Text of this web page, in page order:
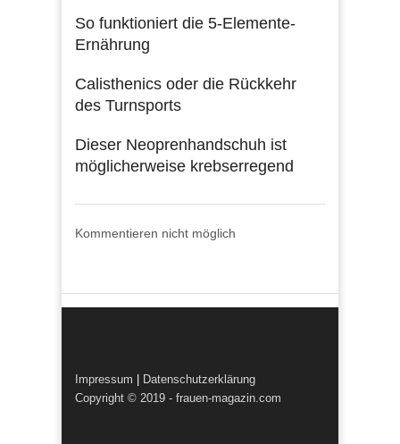
So funktioniert die 5-Elemente-
Ernährung
Calisthenics oder die Rückkehr
des Turnsports
Dieser Neoprenhandschuh ist
möglicherweise krebserregend
Kommentieren nicht möglich
Impressum
Datenschutzerklärung
Copyright © 2019 - frauen-magazin.com